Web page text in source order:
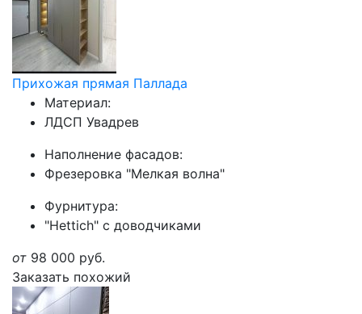
Прихожая прямая Паллада
Материал:
ЛДСП Увадрев
Наполнение фасадов:
Фрезеровка "Мелкая волна"
Фурнитура:
"Hettich" с доводчиками
от 98 000 руб.
Заказать похожий